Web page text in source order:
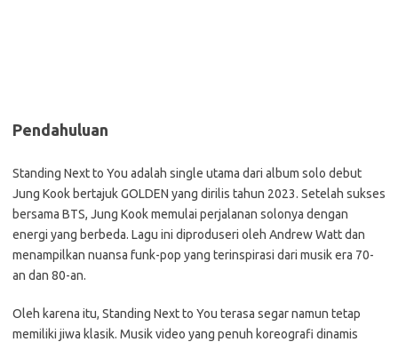
Pendahuluan
Standing Next to You adalah single utama dari album solo debut
Jung Kook bertajuk GOLDEN yang dirilis tahun 2023. Setelah sukses
bersama BTS, Jung Kook memulai perjalanan solonya dengan
energi yang berbeda. Lagu ini diproduseri oleh Andrew Watt dan
menampilkan nuansa funk-pop yang terinspirasi dari musik era 70-
an dan 80-an.
Oleh karena itu, Standing Next to You terasa segar namun tetap
memiliki jiwa klasik. Musik video yang penuh koreografi dinamis